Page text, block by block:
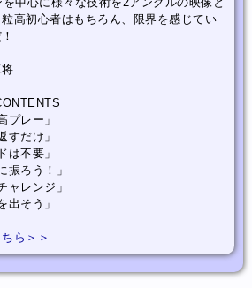
高初心者はもちろん、限界を感じてい
プレー」
すだけ」
は不要」
振ろう！」
ャレンジ」
出そう」
ら＞＞